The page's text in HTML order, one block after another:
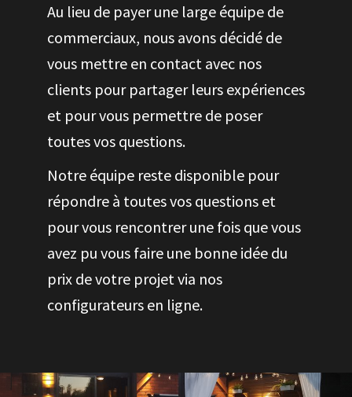
Au lieu de payer une large équipe de
commerciaux, nous avons décidé de
vous mettre en contact avec nos
clients pour partager leurs expériences
et pour vous permettre de poser
toutes vos questions.
Notre équipe reste disponible pour
répondre à toutes vos questions et
pour vous rencontrer une fois que vous
avez pu vous faire une bonne idée du
prix de votre projet via nos
configurateurs en ligne.